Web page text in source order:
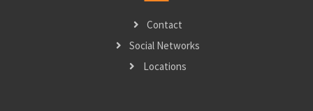
Contact
Social Networks
Locations